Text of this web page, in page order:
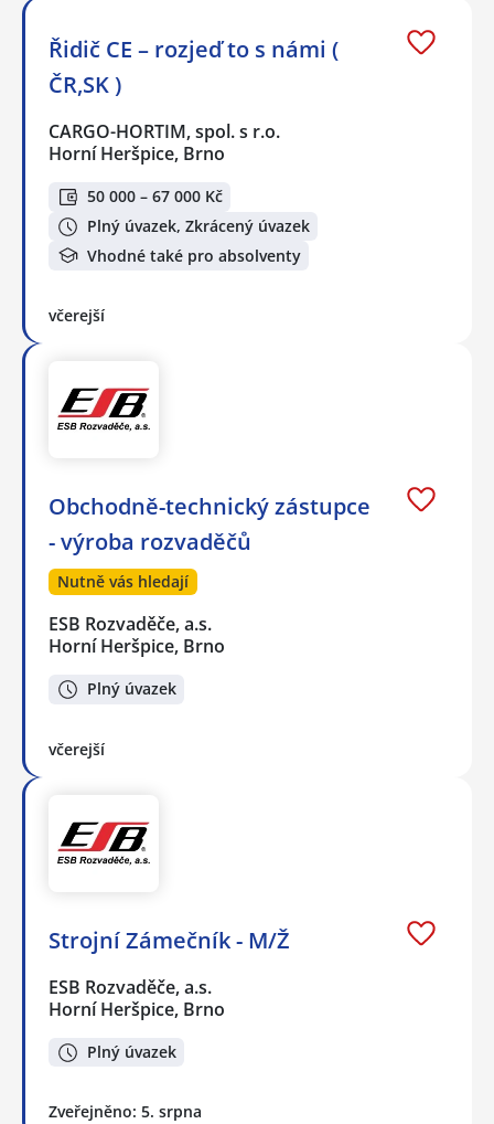
Řidič CE – rozjeď to s námi (
ČR,SK )
CARGO-HORTIM, spol. s r.o.
Horní Heršpice, Brno
50 000 – 67 000 Kč
Plný úvazek, Zkrácený úvazek
Vhodné také pro absolventy
včerejší
Obchodně-technický zástupce
- výroba rozvaděčů
Nutně vás hledají
ESB Rozvaděče, a.s.
Horní Heršpice, Brno
Plný úvazek
včerejší
Strojní Zámečník - M/Ž
ESB Rozvaděče, a.s.
Horní Heršpice, Brno
Plný úvazek
Zveřejněno: 5. srpna